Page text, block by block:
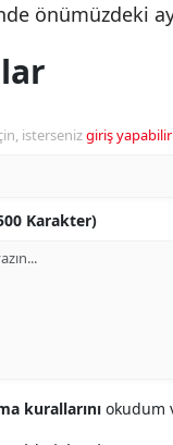
önümüzdeki
istersenizgiriş yapabilir
Karakter)
kurallarını okudum